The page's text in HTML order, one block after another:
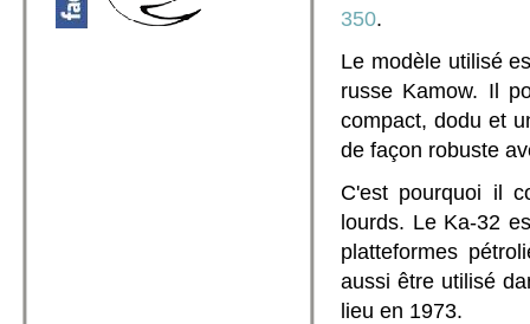
350.
Le modèle utilisé
russe Kamow. Il
compact, dodu et
de façon robuste
C'est pourquoi il
lourds. Le Ka-32
platteformes
aussi être utilisé
lieu en 1973.